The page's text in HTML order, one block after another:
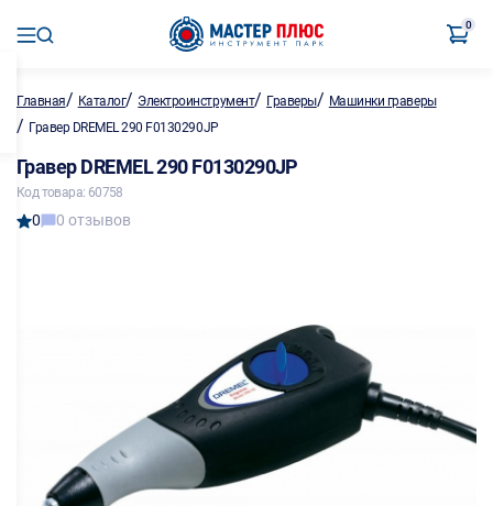
0
Главная/ Каталог/ Электроинструмент/ Граверы/ Машинки граверы
/ Гравер DREMEL 290 F0130290JP
Гравер DREMEL 290 F0130290JP
Код товара: 60758
0 0 отзывов